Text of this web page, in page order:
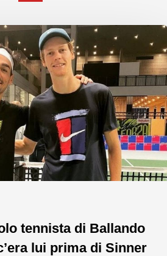
tennista di Ballando
lui prima di Sinner